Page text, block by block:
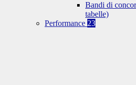
Bandi di
tabelle)
Performance 23